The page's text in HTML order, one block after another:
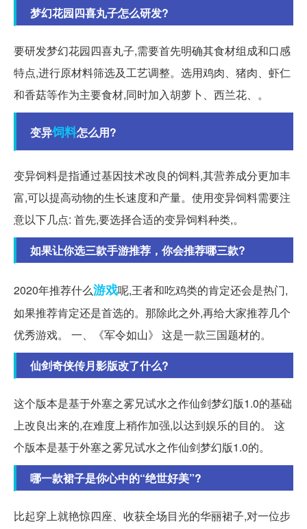
梦幻花园四喜丸子怎么研发?
要研发梦幻花园四喜丸子,需要首先明确其食材组成和口感
特点,进行原材料筛选及工艺调整。选用鸡肉、猪肉、虾仁
和香菇等作为主要食材,同时加入胡萝卜、西兰花、。
变异饲料怎么用?
变异饲料是指通过基因技术改良的饲料,其营养成分更加丰
富,可以提高动物的生长速度和产量。使用变异饲料需要注
意以下几点: 首先,要选择合适的变异饲料种类,。
如果让你选三款手游推荐，你会推荐哪三款?
2020年推荐什么游戏呢,王者和吃鸡类的肯定还会是热门,
如果推荐肯定还是首选的。那除此之外,再给大家推荐几个
优秀游戏。 一、《军令如山》 这是一款三国题材的。
仙剑奇侠传月影版改了什么?
这个版本是基于外塞之雾兄试水之作仙剑梦幻版1.0的基础
上改良出来的,在难度上稍作加强,以达到娱乐的目的。 这
个版本是基于外塞之雾兄试水之作仙剑梦幻版1.0的。
哪一款裙子是你心中的“绝世好美”?
比起穿上就艳惊四座、收获全场目光的华丽裙子,对一位步